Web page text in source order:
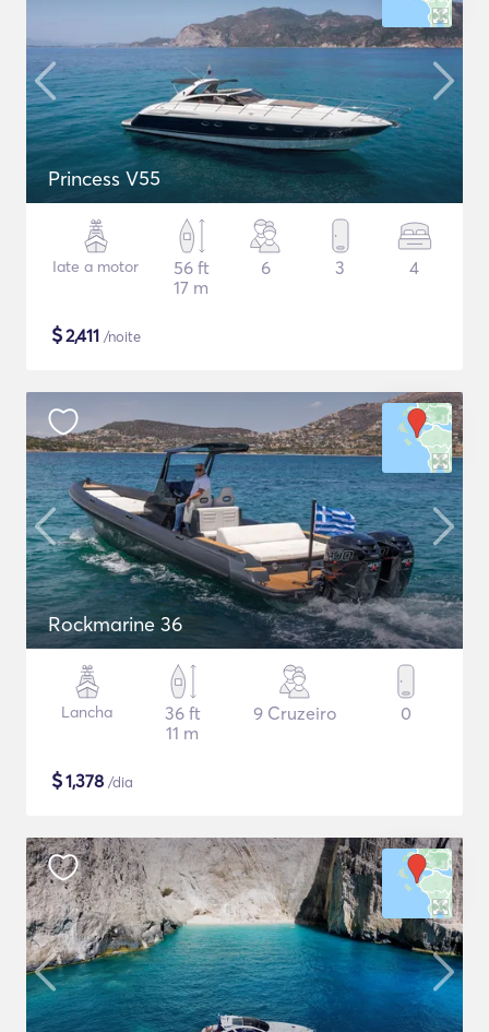
Princess V55
Iate a motor
56 ft
17 m
6 3 4
$2,411 /noite
Rockmarine 36
Lancha
36 ft
11 m
9 Cruzeiro 0
$1,378 /dia